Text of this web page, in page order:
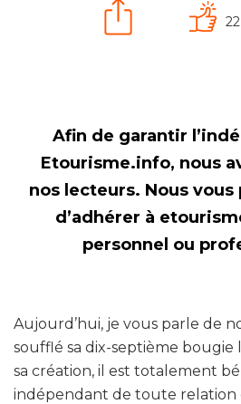
22
Afin de garantir
Etourisme.info, nous
nos lecteurs. Nous
d’adhérer à
personnel ou
Aujourd’hui, je vous parle de
soufflé sa dix-septième bougie
sa création, il est totalement
indépendant de toute relation